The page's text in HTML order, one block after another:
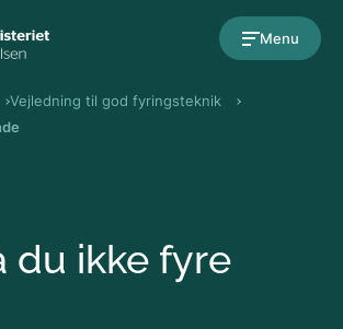
Menu
Vejledning til god fyringsteknik
du ikke fyre